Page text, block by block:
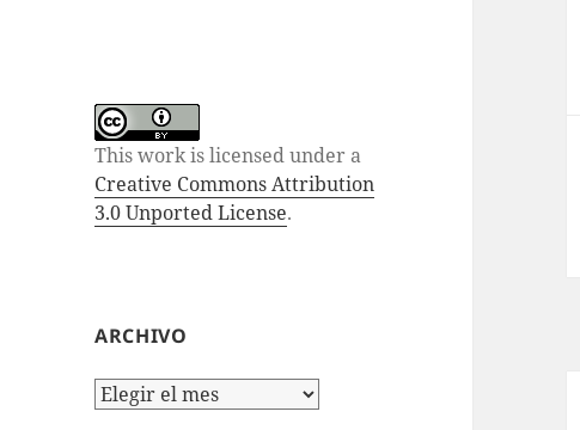
This work is licensed under a
Creative Commons Attribution
3.0 Unported License.
ARCHIVO
Archivo